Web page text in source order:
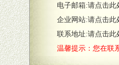
1、完善的信息服务咨询中心：本着
2、售后服务：突发性产品问题或消
3、我们时刻整理各区销售情况，帮
七、招商代理（全国各地）
电子邮箱:请点击此
企业网站:请点击此
联系地址:请点击此
温馨提示：您在联